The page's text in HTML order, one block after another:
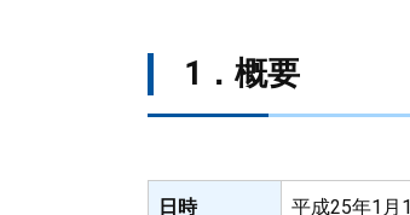
1．概要
日時
平成25年1月